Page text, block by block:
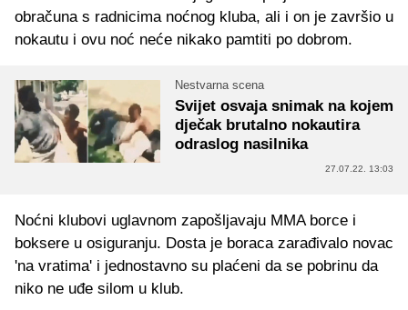
obračuna s radnicima noćnog kluba, ali i on je završio u
nokautu i ovu noć neće nikako pamtiti po dobrom.
Nestvarna scena
Svijet osvaja snimak na kojem
dječak brutalno nokautira
odraslog nasilnika
27.07.22. 13:03
Noćni klubovi uglavnom zapošljavaju MMA borce i
boksere u osiguranju. Dosta je boraca zarađivalo novac
'na vratima' i jednostavno su plaćeni da se pobrinu da
niko ne uđe silom u klub.